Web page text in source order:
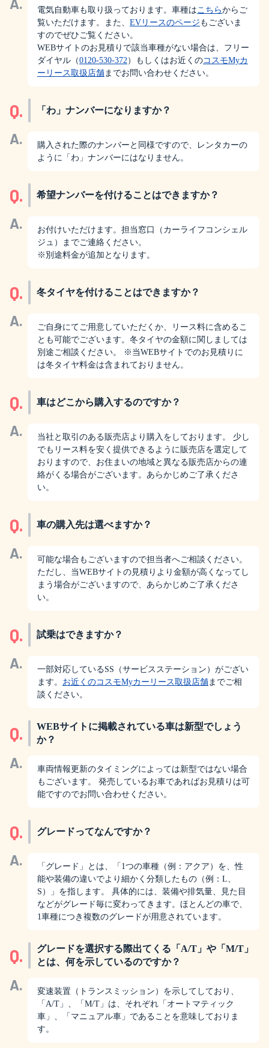
電気自動車も取り扱っております。車種はこちらからご
覧いただけます。また、 EVリースのページ もございま
すのでぜひご覧ください。
WEBサイトのお見積りで該当車種がない場合は、フリー
ダイヤル（0120-530-372）もしくはお近くのコスモMyカ
ーリース取扱店舗までお問い合わせください。
Q. 「わ」ナンバーになりますか？
A.
購入された際のナンバーと同様ですので、レンタカーの
ように「わ」ナンバーにはなりません。
Q. 希望ナンバーを付けることはできますか？
A.
お付けいただけます。担当窓口（カーライフコンシェル
ジュ）までご連絡ください。
※別途料金が追加となります。
Q. 冬タイヤを付けることはできますか？
A.
ご自身にてご用意していただくか、リース料に含めるこ
とも可能でございます。冬タイヤの金額に関しましては
別途ご相談ください。 ※当WEBサイトでのお見積りに
は冬タイヤ料金は含まれておりません。
Q. 車はどこから購入するのですか？
A.
当社と取引のある販売店より購入をしております。 少し
でもリース料を安く提供できるように販売店を選定して
おりますので、お住まいの地域と異なる販売店からの連
絡がくる場合がございます。あらかじめご了承くださ
い。
Q. 車の購入先は選べますか？
A.
可能な場合もございますので担当者へご相談ください。
ただし、当WEBサイトの見積りより金額が高くなってし
まう場合がございますので、あらかじめご了承くださ
い。
Q. 試乗はできますか？
A.
一部対応しているSS（サービスステーション）がござい
ます。 お近くのコスモMyカーリース取扱店舗までご相
談ください。
Q.
WEBサイトに掲載されている車は新型でしょう
か？
A.
車両情報更新のタイミングによっては新型ではない場合
もございます。 発売しているお車であればお見積りは可
能ですのでお問い合わせください。
Q. グレードってなんですか？
A.
「グレード」とは、「1つの車種（例：アクア）を、性
能や装備の違いでより細かく分類したもの（例：L、
S）」を指します。 具体的には、装備や排気量、見た目
などがグレード毎に変わってきます。ほとんどの車で、
1車種につき複数のグレードが用意されています。
Q.
グレードを選択する際出てくる「A/T」や「M/T」
とは、何を示しているのですか？
A.
変速装置（トランスミッション）を示してしており、
「A/T」、「M/T」は、それぞれ「オートマティック
車」、「マニュアル車」であることを意味しておりま
す。